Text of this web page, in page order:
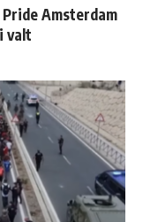
Amsterdam
valt